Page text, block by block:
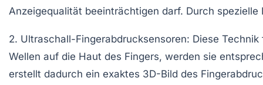
Anzeigequalität beeinträchtigen darf. Durch
2. Ultraschall-Fingerabdrucksensoren: Diese
Wellen auf die Haut des Fingers, werden sie
erstellt dadurch ein exaktes 3D-Bild des